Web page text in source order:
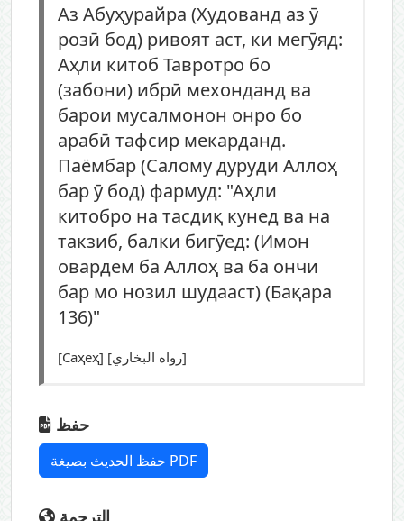
Аз Абуҳурайра (Худованд аз ӯ
розӣ бод) ривоят аст, ки мегӯяд:
Аҳли китоб Тавротро бо
(забони) ибрӣ мехонданд ва
барои мусалмонон онро бо
арабӣ тафсир мекарданд.
Паёмбар (Салому дуруди Аллоҳ
бар ӯ бод) фармуд: "Аҳли
китобро на тасдиқ кунед ва на
такзиб, балки бигӯед: (Имон
овардем ба Аллоҳ ва ба ончи
бар мо нозил шудааст) (Бақара
136)"
[Саҳеҳ] [رواه البخاري]
حفظ
حفظ الحديث بصيغة PDF
الترجمة